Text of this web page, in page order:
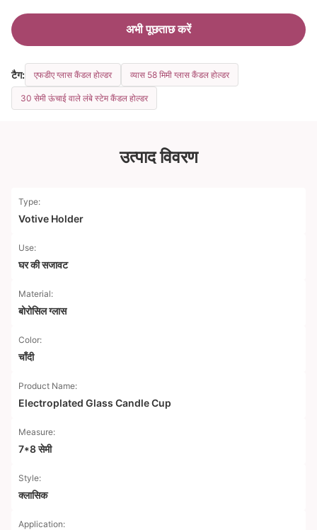
अभी पूछताछ करें
टैग: एफडीए ग्लास कैंडल होल्डर व्यास 58 मिमी ग्लास कैंडल होल्डर
30 सेमी ऊंचाई वाले लंबे स्टेम कैंडल होल्डर
उत्पाद विवरण
Type:
Votive Holder
Use:
घर की सजावट
Material:
बोरोसिल ग्लास
Color:
चाँदी
Product Name:
Electroplated Glass Candle Cup
Measure:
7*8 सेमी
Style:
क्लासिक
Application: